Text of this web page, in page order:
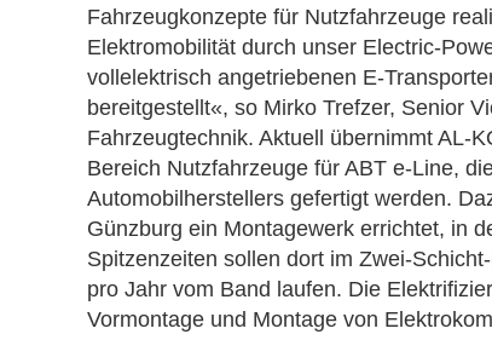
Fahrzeugkonzepte für Nutzfahrzeuge
Elektromobilität durch unser Electric-
vollelektrisch angetriebenen E-
bereitgestellt«, so Mirko Trefzer, Senior
Fahrzeugtechnik. Aktuell übernimmt AL-
Bereich Nutzfahrzeuge für ABT e-Line,
Automobilherstellers gefertigt werden.
Günzburg ein Montagewerk errichtet, in
Spitzenzeiten sollen dort im Zwei-
pro Jahr vom Band laufen. Die
Vormontage und Montage von